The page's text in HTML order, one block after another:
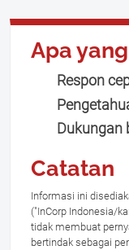
Apa
Respon
Dukungan
Catatan
Informasi ini
("InCorp Indonesia/
tidak membuat
bertindak sebagai